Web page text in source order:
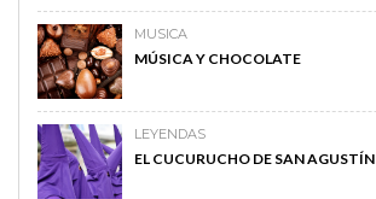
MUSICA
MÚSICA Y CHOCOLATE
LEYENDAS
EL CUCURUCHO DE SAN AGUSTÍN